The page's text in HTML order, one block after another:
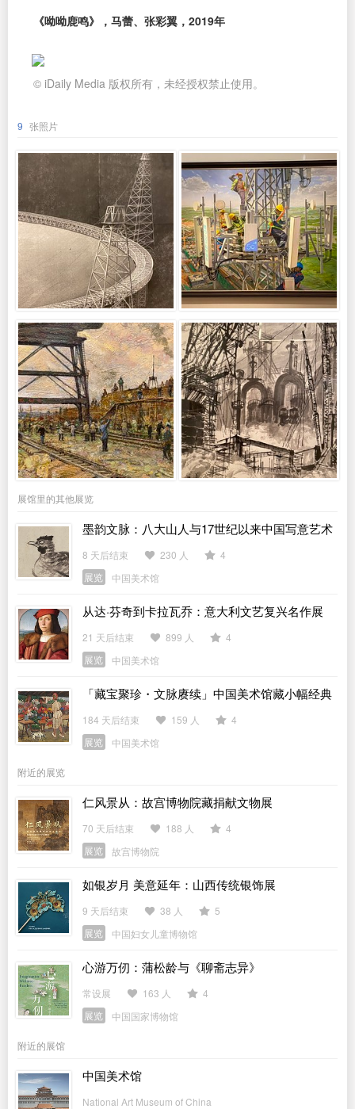
《呦呦鹿鸣》，马蕾、张彩翼，2019年
© iDaily Media 版权所有，未经授权禁止使用。
9 张照片
展馆里的其他展览
墨韵文脉：八大山人与17世纪以来中国写意艺术
展
8 天后结束 230 人
4
展览
中国美术馆
从达·芬奇到卡拉瓦乔：意大利文艺复兴名作展
21 天后结束 899 人
4
展览
中国美术馆
「藏宝聚珍・文脉赓续」中国美术馆藏小幅经典
作品展
184 天后结束 159 人
4
展览
中国美术馆
附近的展览
仁风景从：故宫博物院藏捐献文物展
70 天后结束 188 人
4
展览
故宫博物院
如银岁月 美意延年：山西传统银饰展
9 天后结束 38 人
5
展览
中国妇女儿童博物馆
心游万仞：蒲松龄与《聊斋志异》
常设展 163 人
4
展览
中国国家博物馆
附近的展馆
中国美术馆
National Art Museum of China